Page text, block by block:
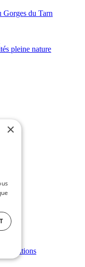
Gorges du Tarn
pleine nature
Mentions
×